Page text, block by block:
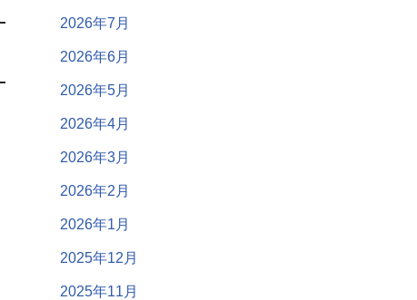
2026年7月
2026年6月
2026年5月
2026年4月
2026年3月
2026年2月
2026年1月
2025年12月
2025年11月